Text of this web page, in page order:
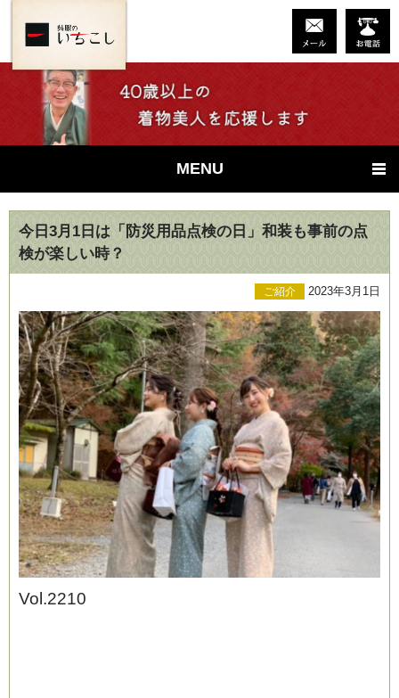
MENU
ブログ
今日3月1日は「防災用品点検の日」和装も事前の点
検が楽しい時？
ご紹介 2023年3月1日
Vol.2210